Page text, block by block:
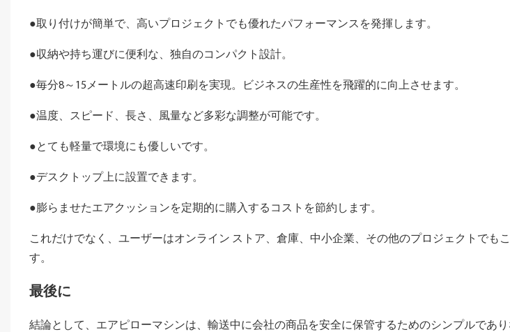
●取り付けが簡単で、高いプロジェクトでも優れたパフォーマンスを発揮します。
●収納や持ち運びに便利な、独自のコンパクト設計。
●毎分8～15メートルの超高速印刷を実現。ビジネスの生産性を飛躍的に向上させます。
●温度、スピード、長さ、風量など多彩な調整が可能です。
●とても軽量で環境にも優しいです。
●デスクトップ上に設置できます。
●膨らませたエアクッションを定期的に購入するコストを節約します。
これだけでなく、ユーザーはオンライン ストア、倉庫、中小企業、その他のプロジェクトでも
す。
最後に
結論として、エアピローマシンは、輸送中に会社の商品を安全に保管するためのシンプルであ